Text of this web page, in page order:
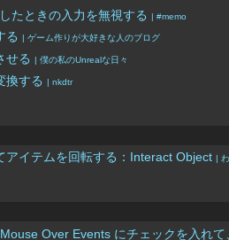
たときの入力を無視する | #memo
る | ゲーム作りが大好きな人のブログ
せる | 僕の私のUnrealな日々
換する | nkdtr
アイテムを回転する：Interact Object |
Over Events にチェックを入れ